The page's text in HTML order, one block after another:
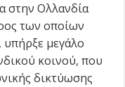
στην Ολλανδία
των οποίων
υπήρξε μεγάλο
κοινού, που
δικτύωσης